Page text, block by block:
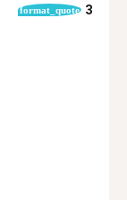
format_quote 3